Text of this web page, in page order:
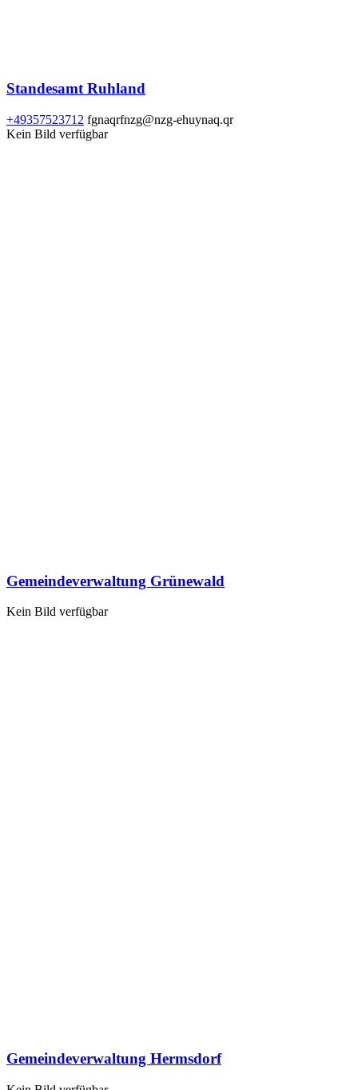
Standesamt Ruhland
+49357523712 fgnaqrfnzg@nzg-ehuynaq.qr
Kein Bild verfügbar
Gemeindeverwaltung Grünewald
Kein Bild verfügbar
Gemeindeverwaltung Hermsdorf